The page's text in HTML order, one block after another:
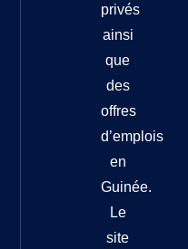
privés
ainsi
que
des
offres
d’emplois
en
Guinée.
Le
site